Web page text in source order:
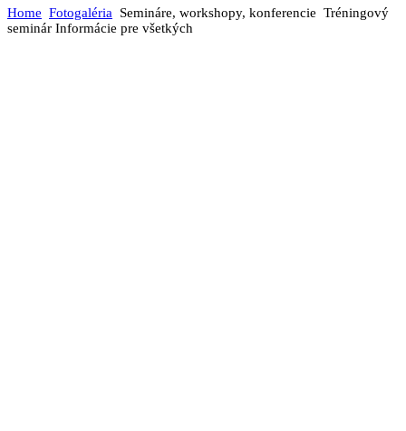
Home Fotogaléria Semináre, workshopy, konferencie Tréningový
seminár Informácie pre všetkých